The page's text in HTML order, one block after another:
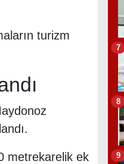
turizm
metrekarelik ek
7
8
9